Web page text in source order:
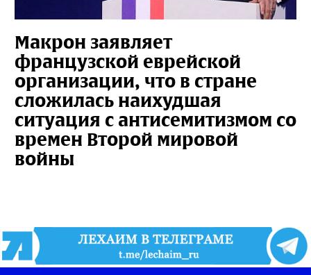
Макрон заявляет
французской еврейской
организации, что в стране
сложилась наихудшая
ситуация с антисемитизмом со
времен Второй мировой
войны